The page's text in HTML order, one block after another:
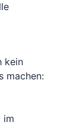
kein
machen:
im